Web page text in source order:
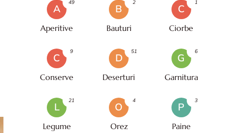
A
Aperitive
49
B
Bauturi
2
C
Ciorbe
1
C
Conserve
9
D
Deserturi
51
G
Garnitura
6
L
Legume
21
O
Orez
4
P
Paine
3